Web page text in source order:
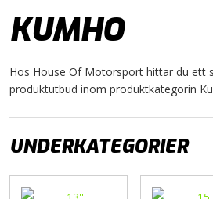
KUMHO
Hos House Of Motorsport hittar du ett
produktutbud inom produktkategorin
UNDERKATEGORIER